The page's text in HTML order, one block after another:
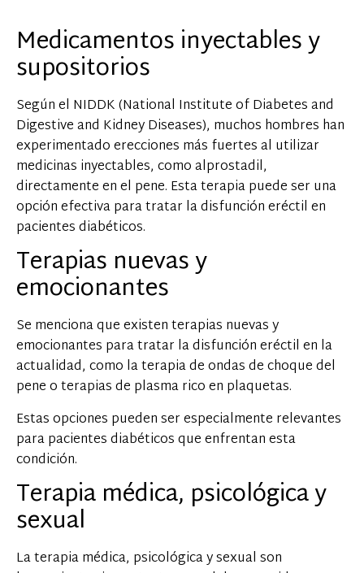
Medicamentos inyectables y
supositorios
Según el NIDDK (National Institute of Diabetes and
Digestive and Kidney Diseases), muchos hombres han
experimentado erecciones más fuertes al utilizar
medicinas inyectables, como alprostadil,
directamente en el pene. Esta terapia puede ser una
opción efectiva para tratar la disfunción eréctil en
pacientes diabéticos.
Terapias nuevas y
emocionantes
Se menciona que existen terapias nuevas y
emocionantes para tratar la disfunción eréctil en la
actualidad, como la terapia de ondas de choque del
pene o terapias de plasma rico en plaquetas.
Estas opciones pueden ser especialmente relevantes
para pacientes diabéticos que enfrentan esta
condición.
Terapia médica, psicológica y
sexual
La terapia médica, psicológica y sexual son